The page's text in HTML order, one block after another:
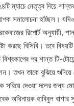
ম্যাচে নেতৃত্ব দিয়ে
সমালোচনা হচ্ছিল। যদিও
রিপোর্ট অনুযায়ী,
করছে বিসিবি। তবে
বিশ্বকাপের পর শান্ত টি-
তখন তাকে বুঝিয়ে
সরিয়ে দেওয়া দলের জন্য
অধিনায়ক হাবিবুল